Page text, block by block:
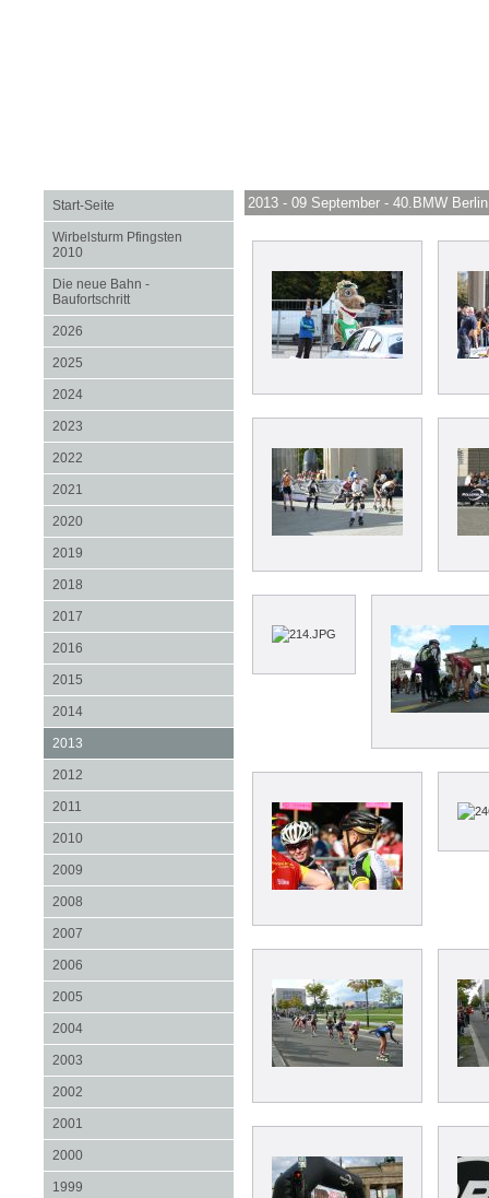
Start-Seite
Wirbelsturm Pfingsten
2010
Die neue Bahn -
Baufortschritt
2026
2025
2024
2023
2022
2021
2020
2019
2018
2017
2016
2015
2014
2013
2012
2011
2010
2009
2008
2007
2006
2005
2004
2003
2002
2001
2000
1999
2013 - 09 September - 40.BMW